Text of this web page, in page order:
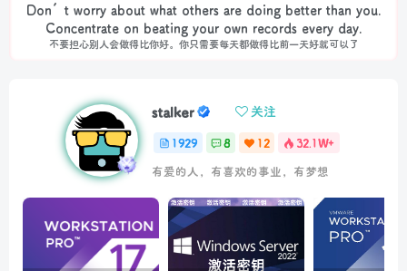
Don’t worry about what others are doing better than you.
Concentrate on beating your own records every day.
不要担心别人会做得比你好。你只需要每天都做得比前一天好就可以了
stalker 关注
1929 8 12
32.1W+
有爱的人，有喜欢的事业，有梦想